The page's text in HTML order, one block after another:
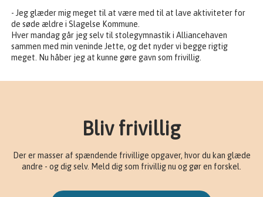
- Jeg glæder mig meget til at være med til at lave aktiviteter for
de søde ældre i Slagelse Kommune.
Hver mandag går jeg selv til stolegymnastik i Alliancehaven
sammen med min veninde Jette, og det nyder vi begge rigtig
meget. Nu håber jeg at kunne gøre gavn som frivillig.
Bliv frivillig
Der er masser af spændende frivillige opgaver, hvor du kan glæde
andre - og dig selv. Meld dig som frivillig nu og gør en forskel.